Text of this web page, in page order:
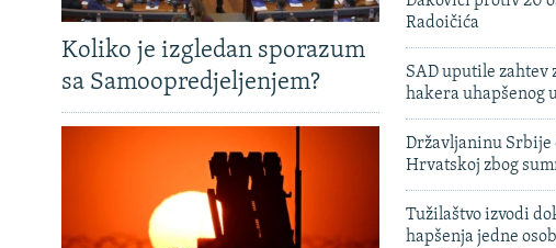
Koliko je izgledan sporazum
sa Samoopredjeljenjem?
Radoičića
SAD uputile zahtev
hakera uhapšenog
Državljaninu
Hrvatskoj zbog
Tužilaštvo izvodi
hapšenja jedne